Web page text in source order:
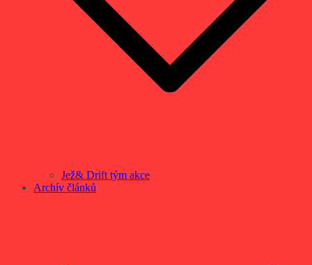
Jež& Drift tým akce
Archív článků